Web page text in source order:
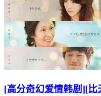
[高分奇幻爱情韩剧][比